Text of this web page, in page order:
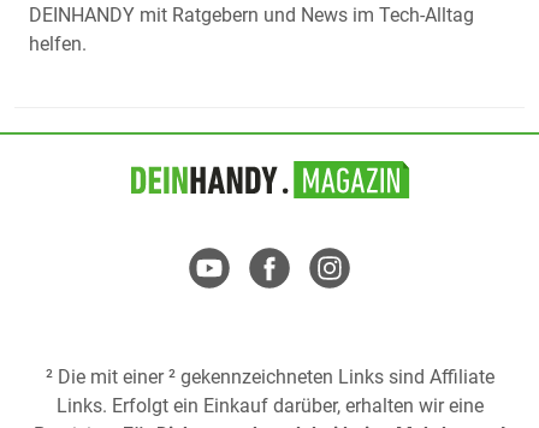
DEINHANDY mit Ratgebern und News im Tech-Alltag
helfen.
² Die mit einer ² gekennzeichneten Links sind Affiliate
Links. Erfolgt ein Einkauf darüber, erhalten wir eine